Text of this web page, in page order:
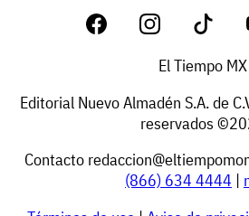
El Tiempo MX
Editorial Nuevo Almadén S.A. de
reservados
Contacto
(866) 634 4444 |